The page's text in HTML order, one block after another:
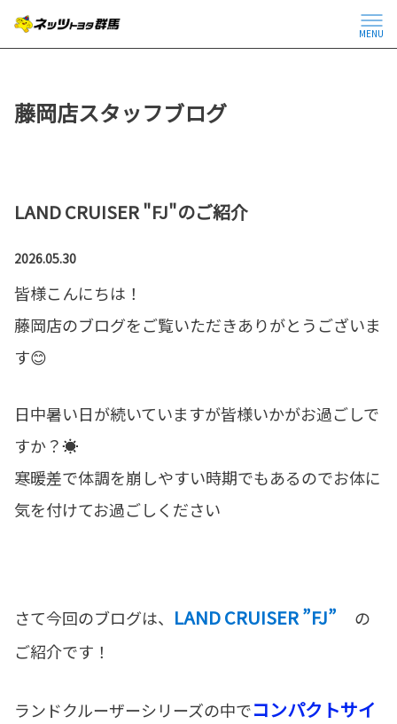
MENU
藤岡店スタッフブログ
LAND CRUISER "FJ"のご紹介
2026.05.30
皆様こんにちは！
藤岡店のブログをご覧いただきありがとうございま
す😊
日中暑い日が続いていますが皆様いかがお過ごしで
すか？☀
寒暖差で体調を崩しやすい時期でもあるのでお体に
気を付けてお過ごしください
さて今回のブログは、 LAND CRUISER ”FJ” の
ご紹介です！
ランドクルーザーシリーズの中でコンパクトサイ